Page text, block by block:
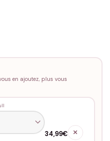
en ajoutez, plus vous
34,99€ ✕